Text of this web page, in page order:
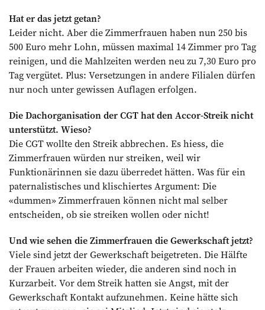
Hat er das jetzt getan?
Leider nicht. Aber die Zimmerfrauen haben nun 250 bis
500 Euro mehr Lohn, müssen maximal 14 Zimmer pro Tag
reinigen, und die Mahlzeiten werden neu zu 7,30 Euro pro
Tag vergütet. Plus: Versetzungen in andere Filialen dürfen
nur noch unter gewissen Auflagen erfolgen.
Die Dachorganisation der CGT hat den Accor-Streik nicht
unterstützt. Wieso?
Die CGT wollte den Streik abbrechen. Es hiess, die
Zimmerfrauen würden nur streiken, weil wir
Funktionärinnen sie dazu überredet hätten. Was für ein
paternalistisches und klischiertes Argument: Die
«dummen» Zimmerfrauen können nicht mal selber
entscheiden, ob sie streiken wollen oder nicht!
Und wie sehen die Zimmer­frauen die Gewerkschaft jetzt?
Viele sind jetzt der Gewerkschaft beigetreten. Die Hälfte
der Frauen arbeiten wieder, die anderen sind noch in
Kurzarbeit. Vor dem Streik hatten sie Angst, mit der
Gewerkschaft Kontakt aufzunehmen. Keine hätte sich